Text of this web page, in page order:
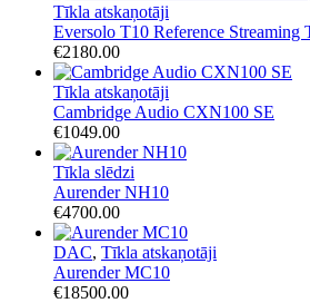
Tīkla atskaņotāji
Eversolo T10 Reference Streaming
€2180.00
Tīkla atskaņotāji
Cambridge Audio CXN100 SE
€1049.00
Tīkla slēdzi
Aurender NH10
€4700.00
DAC, Tīkla atskaņotāji
Aurender MC10
€18500.00